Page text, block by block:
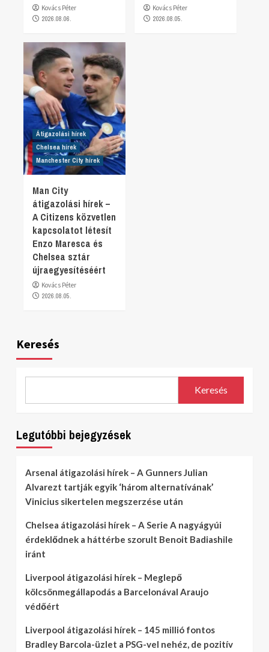
Kovács Péter
2026.08.06.
Kovács Péter
2026.08.05.
Átigazolási hírek
Chelsea hírek
Manchester City hírek
Man City
átigazolási hírek –
A Citizens közvetlen
kapcsolatot létesít
Enzo Maresca és
Chelsea sztár
újraegyesítéséért
Kovács Péter
2026.08.05.
Keresés
Keresés
Legutóbbi bejegyzések
Arsenal átigazolási hírek – A Gunners Julian
Alvarezt tartják egyik ‘három alternatívának’
Vinicius sikertelen megszerzése után
Chelsea átigazolási hírek – A Serie A nagyágyúi
érdeklődnek a háttérbe szorult Benoit Badiashile
iránt
Liverpool átigazolási hírek – Meglepő
kölcsönmegállapodás a Barcelonával Araujo
védőért
Liverpool átigazolási hírek – 145 millió fontos
Bradley Barcola-üzlet a PSG-vel nehéz, de pozitív